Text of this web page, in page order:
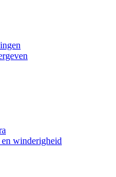
winderigheid